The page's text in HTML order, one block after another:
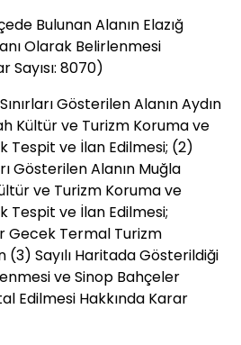
Bulunan Alanın Elazığ
Olarak Belirlenmesi
Sayısı: 8070)
Gösterilen Alanın Aydın
Kültür ve Turizm Koruma ve
Tespit ve İlan Edilmesi; (2)
Gösterilen Alanın Muğla
ve Turizm Koruma ve
Tespit ve İlan Edilmesi;
Gecek Termal Turizm
(3) Sayılı Haritada Gösterildiği
ve Sinop Bahçeler
Edilmesi Hakkında Karar